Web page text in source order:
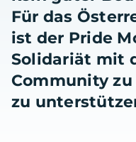
Für das
ist der Pride
Solidariät mit
Community
zu